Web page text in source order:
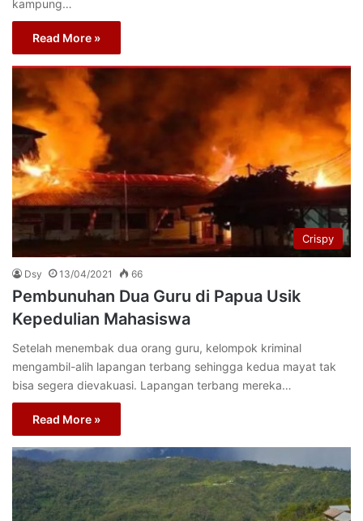
kampung…
Read More »
Crispy
Dsy 13/04/2021 66
Pembunuhan Dua Guru di Papua Usik
Kepedulian Mahasiswa
Setelah menembak dua orang guru, kelompok kriminal
mengambil-alih lapangan terbang sehingga kedua mayat tak
bisa segera dievakuasi. Lapangan terbang mereka…
Read More »